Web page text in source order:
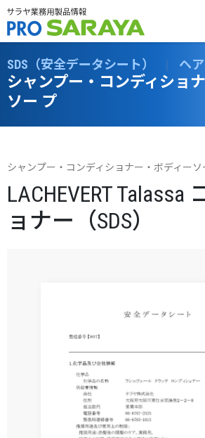
SDS（安全データシート） | ヘ
シャンプー・コンディショ
ソー プ
シャンプー・コンディショナー・ボディーソ
LACHEVERT Talassa
ョナー（SDS）